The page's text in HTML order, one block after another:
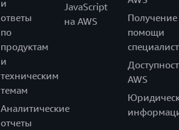
и
ответы
по
продуктам
и
техническим
темам
Аналитические
отчеты
JavaScript
на AWS
Получение
помощи
AWS